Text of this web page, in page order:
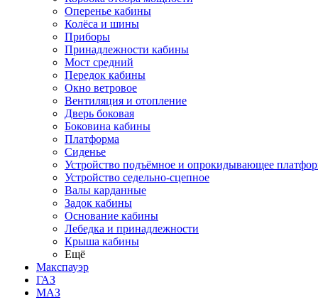
Оперенье кабины
Колёса и шины
Приборы
Принадлежности кабины
Мост средний
Передок кабины
Окно ветровое
Вентиляция и отопление
Дверь боковая
Боковина кабины
Платформа
Сиденье
Устройство подъёмное и опрокидывающее
Устройство седельно-сцепное
Валы карданные
Задок кабины
Основание кабины
Лебедка и принадлежности
Крыша кабины
Ещё
Макспауэр
ГАЗ
МАЗ